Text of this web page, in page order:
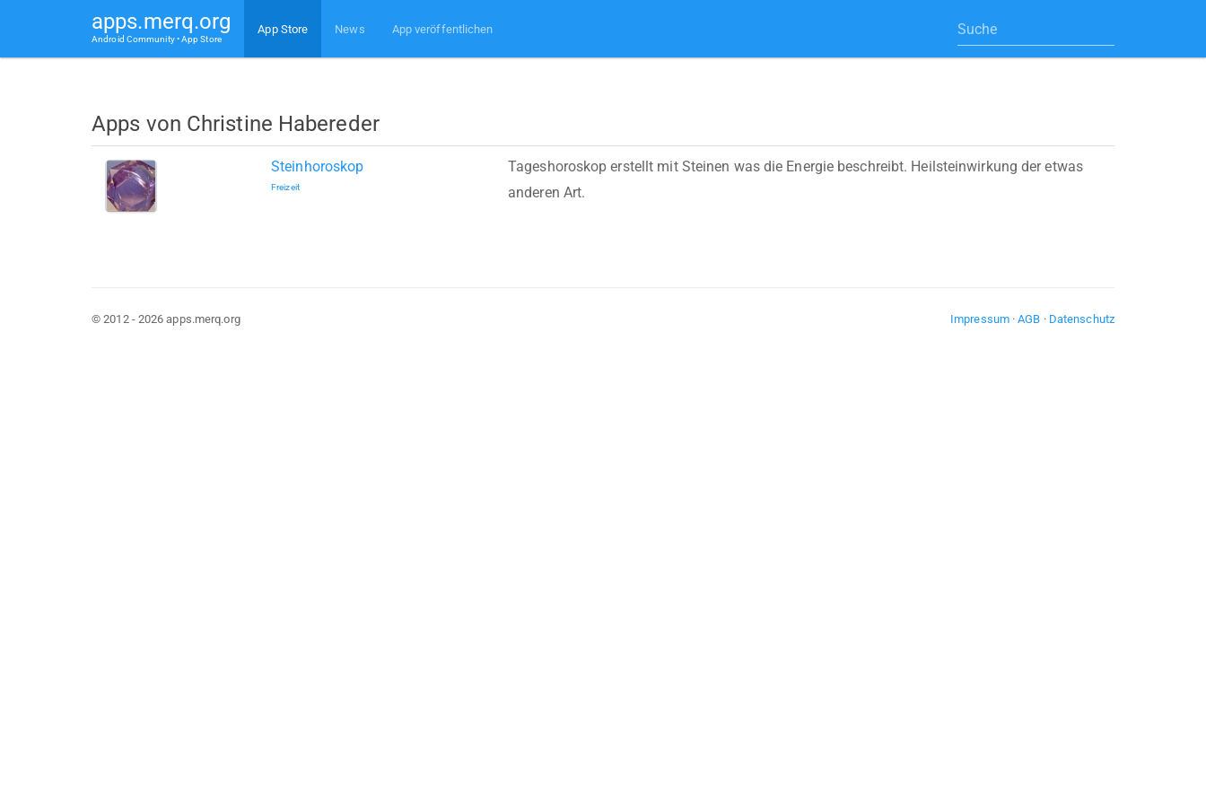
apps.merq.org
Android Community • App Store
App Store News App veröffentlichen
Apps von Christine Habereder
Steinhoroskop
Freizeit
Tageshoroskop erstellt mit Steinen was die Energie beschreibt. Heilsteinwirkung der etwas
anderen Art.
Impressum·AGB · Datenschutz
© 2012 - 2026 apps.merq.org